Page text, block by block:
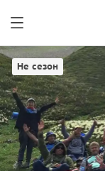
Не сезон